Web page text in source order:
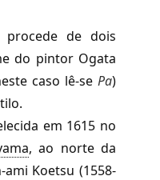
procede de dois
do pintor Ogata
caso lê-sePa)
em 1615 no
, ao norte da
Koetsu (1558-